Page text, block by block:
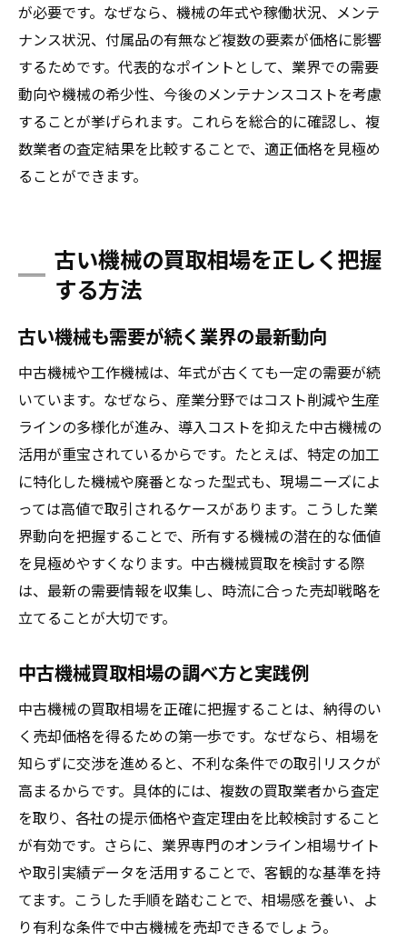
が必要です。なぜなら、機械の年式や稼働状況、メンテ
ナンス状況、付属品の有無など複数の要素が価格に影響
するためです。代表的なポイントとして、業界での需要
動向や機械の希少性、今後のメンテナンスコストを考慮
することが挙げられます。これらを総合的に確認し、複
数業者の査定結果を比較することで、適正価格を見極め
ることができます。
古い機械の買取相場を正しく把握
する方法
古い機械も需要が続く業界の最新動向
中古機械や工作機械は、年式が古くても一定の需要が続
いています。なぜなら、産業分野ではコスト削減や生産
ラインの多様化が進み、導入コストを抑えた中古機械の
活用が重宝されているからです。たとえば、特定の加工
に特化した機械や廃番となった型式も、現場ニーズによ
っては高値で取引されるケースがあります。こうした業
界動向を把握することで、所有する機械の潜在的な価値
を見極めやすくなります。中古機械買取を検討する際
は、最新の需要情報を収集し、時流に合った売却戦略を
立てることが大切です。
中古機械買取相場の調べ方と実践例
中古機械の買取相場を正確に把握することは、納得のい
く売却価格を得るための第一歩です。なぜなら、相場を
知らずに交渉を進めると、不利な条件での取引リスクが
高まるからです。具体的には、複数の買取業者から査定
を取り、各社の提示価格や査定理由を比較検討すること
が有効です。さらに、業界専門のオンライン相場サイト
や取引実績データを活用することで、客観的な基準を持
てます。こうした手順を踏むことで、相場感を養い、よ
り有利な条件で中古機械を売却できるでしょう。